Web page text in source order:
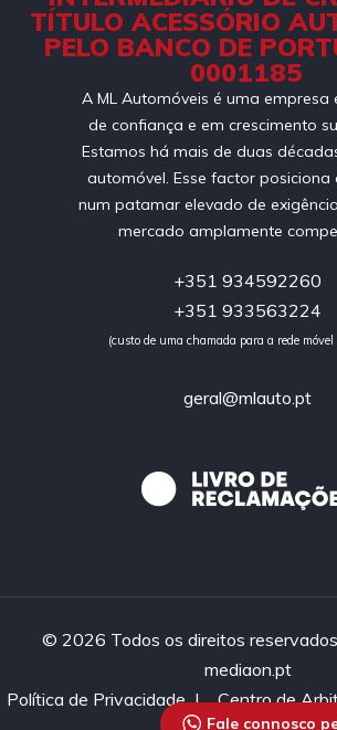
TÍTULO ACESSÓRIO
PELO BANCO DE
0001185
A ML Automóveis é uma empresa
de confiança e em crescimento
Estamos há mais de duas
automóvel. Esse factor posiciona
num patamar elevado de
mercado amplamente
+351 934592260
+351 933563224
(custo de uma chamada para a rede
geral@mlauto.pt
© 2026 Todos os direitos
mediaon.pt
Política de Privacidade|Centro de
Fale connosco